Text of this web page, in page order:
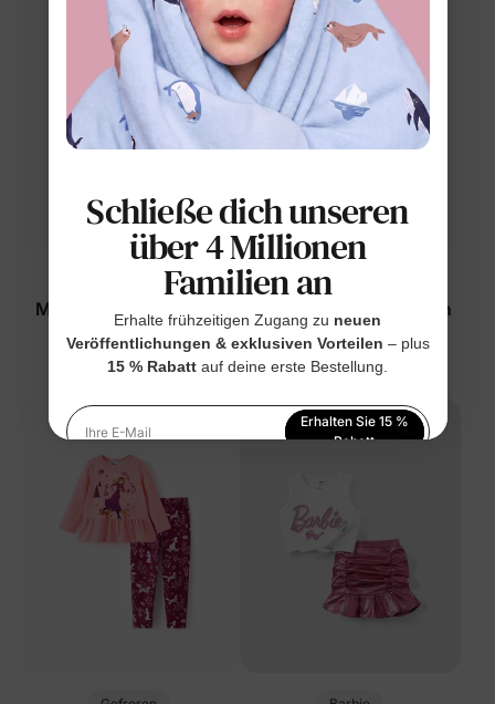
Peppa Schwein
Mädchen Kleinkind 2-
teiliges ärmelloses
Schmetterlingsset Lila
$19.99
Disney-Prinzessin
Disney Moana Mädchen
Kleinkind 2-teiliges
Baumwoll-Ärmelloses Set
$22.99
Schließe dich unseren
über 4 Millionen
Familien an
Erhalte frühzeitigen Zugang zu neuen
Veröffentlichungen & exklusiven Vorteilen – plus
15 % Rabatt auf deine erste Bestellung.
Ihre E-Mail
Erhalten Sie 15 %
Rabatt
Indem Sie sich anmelden, stimmen Sie unserer
Datenschutzerklärungzu